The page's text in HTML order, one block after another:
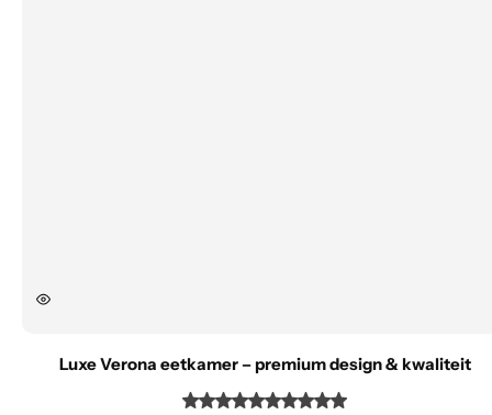
Luxe Verona eetkamer – premium design & kwaliteit